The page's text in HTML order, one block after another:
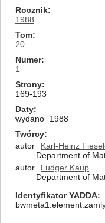
Rocznik
1988
Tom
20
Numer
1
Strony
169-193
Daty
wydano
1988
Twórcy
autor
Karl-Heinz
Department of
autor
Ludger Kaup
Department of
Identyfikator YADDA